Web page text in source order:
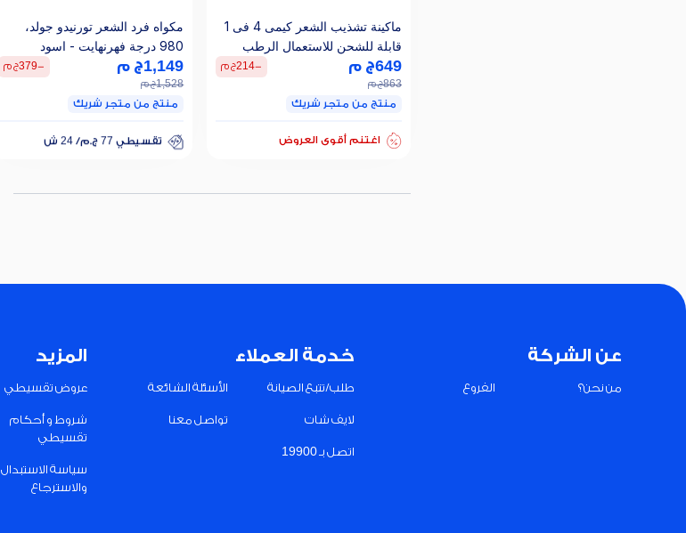
ماكينة تشذيب الشعر كيمى 4 فى 1
قابلة للشحن للاستعمال الرطب
والجاف، برتقالي واسود - KM-1910
649ج م
863ج م
-
214ج م
منتج من متجر شريك
اغتنم أقوى العروض
مكواه فرد الشعر تورنيدو جولد،
980 درجة فهرنهايت - اسود
1,149ج م
1,528ج م
-
379ج م
منتج من متجر شريك
تقسيطي 77 ج.م/ 24 ش
عن الشركة
من نحن؟ الفروع
خدمة العملاء
طلب/تتبع الصيانة الأسئلة الشائعة
لايف شات تواصل معنا
اتصل بـ 19900
المزيد
عروض تقسيطي
شروط و أحكام
تقسيطي
سياسة الاستبدال
والاسترجاع